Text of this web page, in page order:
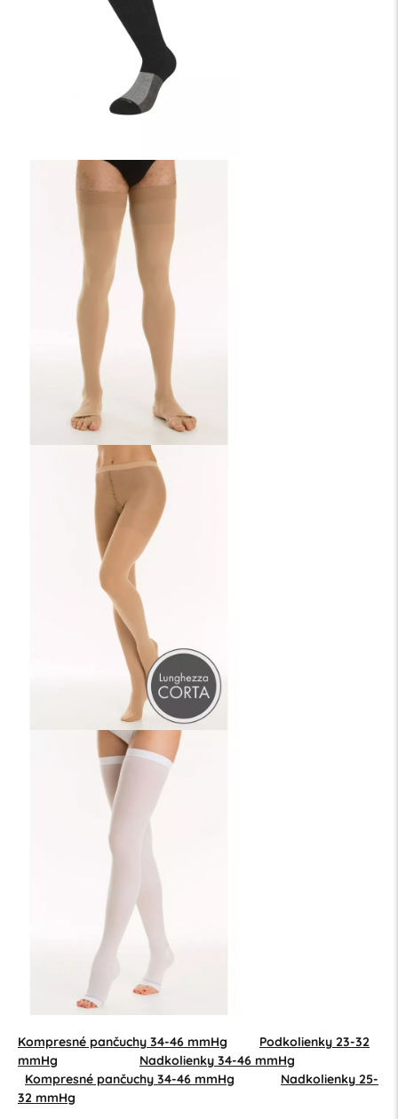
Kompresné pančuchy 34-46 mmHg
Podkolienky 23-32
mmHg
Nadkolienky 34-46 mmHg
Kompresné pančuchy 34-46 mmHg
Nadkolienky 25-
32 mmHg